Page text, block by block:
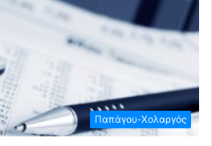
Παπάγου-Χολαργός